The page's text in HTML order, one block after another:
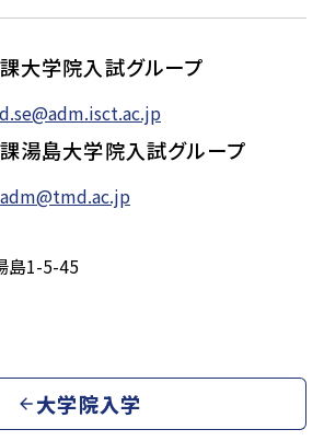
課大学院入試グループ
課湯島大学院入試グループ
島1-5-45
大学院入学